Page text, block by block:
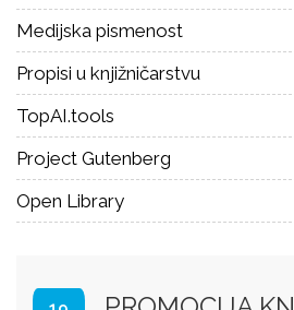
Medijska pismenost
Propisi u knjižničarstvu
TopAI.tools
Project Gutenberg
Open Library